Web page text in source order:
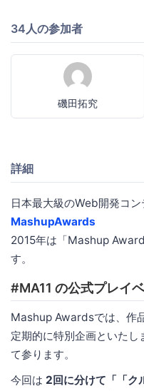
34人の参加者
磯田拓究
詳細
日本最大級のWeb開発コン
MashupAwards
2015年は「Mashup
す。
#MA11 の公式プレイ
Mashup Awardsでは、作
定期的に特別企画といたし
て参ります。
今回は 2回に分けて「「ク